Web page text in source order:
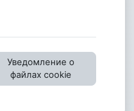
Уведомление о
файлах cookie